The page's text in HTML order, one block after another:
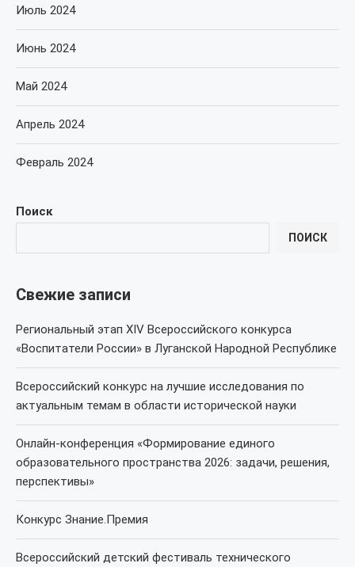
Поиск
ПОИСК
Свежие записи
Региональный этап XIV Всероссийского конкурса
«Воспитатели России» в Луганской Народной Республике
Всероссийский конкурс на лучшие исследования по
актуальным темам в области исторической науки
Онлайн-конференция «Формирование единого
образовательного пространства 2026: задачи, решения,
перспективы»
Конкурс Знание.Премия
Всероссийский детский фестиваль технического
Июль 2024
Июнь 2024
Май 2024
Апрель 2024
Февраль 2024